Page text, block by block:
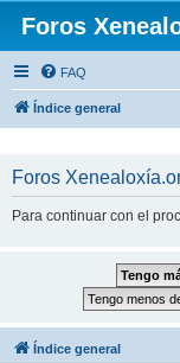
Foros
FAQ
Índice general
Foros
Para continuar con el
Índice general